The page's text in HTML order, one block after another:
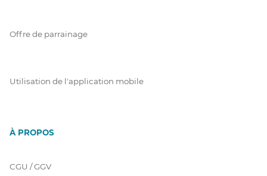
Offre de parrainage
Utilisation de l'application mobile
À PROPOS
CGU / GGV